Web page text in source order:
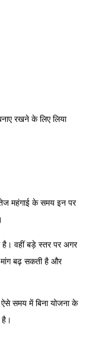
रखने के लिए लिया
तेज महंगाई के समय इन पर
है। वहीं बड़े स्तर पर अगर
मांग बढ़ सकती है और
समय में बिना योजना के
है।